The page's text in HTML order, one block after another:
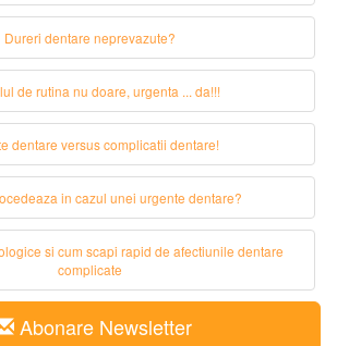
Dureri dentare neprevazute?
de rutina nu doare, urgenta ... da!!!
dentare versus complicatii dentare!
in cazul unei urgente dentare?
si cum scapi rapid de afectiunile dentare
complicate
Abonare Newsletter